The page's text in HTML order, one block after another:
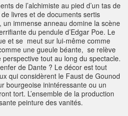
de l’alchimiste au pied d’un tas de
livres et de documents sertis
immense anneau domine la scène
du pendule d’Edgar Poe. Le
et se meut sur lui-même comme
une gueule béante, se relève
tout au long du spectacle.
de Dante ? Le décor est tout
qui considèrent le Faust de Gounod
bourgeoise inintéressante ou un
tort. L’ensemble de la production
peinture des vanités.